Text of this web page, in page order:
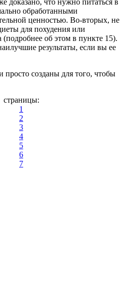
обработанными
ценностью. Во-вторых, не
для похудения или
(подробнее об этом в пункте 15).
результаты, если вы ее
просто созданы для того, чтобы
страницы:
1
2
3
4
5
6
7